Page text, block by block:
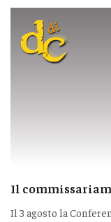
Il
Il 3 agosto la